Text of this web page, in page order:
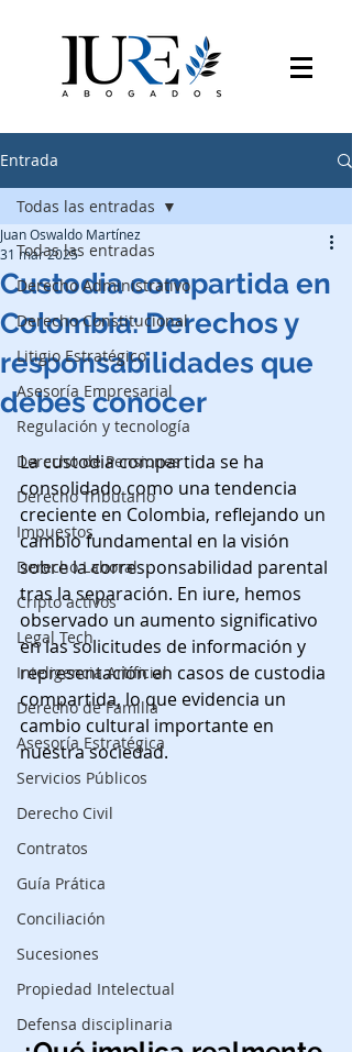
Entrada
Todas las entradas
Derecho Administrativo
Derecho Constitucional
Litigio Estratégico
Asesoría Empresarial
Regulación y tecnología
Derecho de Pensiones
Derecho Tributario
Impuestos
Derecho Laboral
Cripto activos
Legal Tech
Inteligencia Artificial
Derecho de Familia
Asesoría Estratégica
Servicios Públicos
Derecho Civil
Contratos
Guía Prática
Conciliación
Sucesiones
Propiedad Intelectual
Defensa disciplinaria
Todas las entradas
Custodia compartida en
Colombia: Derechos y
responsabilidades que
debes conocer
Juan Oswaldo Martínez
31 mar 2025
La custodia compartida se ha
consolidado como una tendencia
creciente en Colombia, reflejando un
cambio fundamental en la visión
sobre la corresponsabilidad parental
tras la separación. En iure, hemos
observado un aumento significativo
en las solicitudes de información y
representación en casos de custodia
compartida, lo que evidencia un
cambio cultural importante en
nuestra sociedad.